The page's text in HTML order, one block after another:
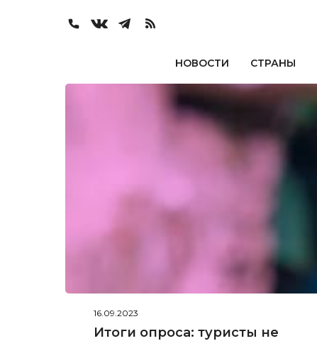
НОВОСТИ СТРАНЫ
16.09.2023
Итоги опроса: туристы не